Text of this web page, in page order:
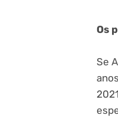
Os
Se